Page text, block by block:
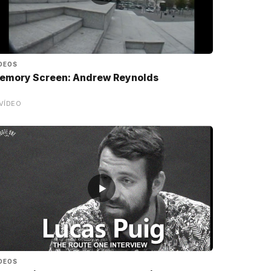
Screen: Andrew Reynolds
▶